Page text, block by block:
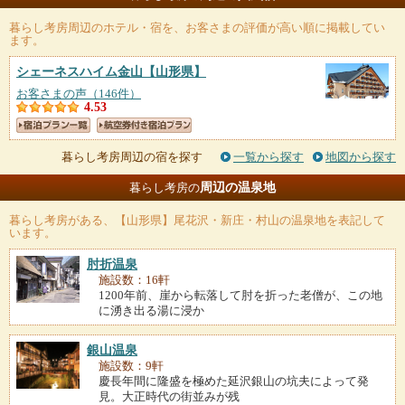
暮らし考房周辺のホテル・宿を、お客さまの評価が高い順に掲載してい
ます。
シェーネスハイム金山 【山形県】
お客さまの声（146件）
4.53
暮らし考房周辺の宿を探す 一覧から探す 地図から探す
暮らし考房の周辺の温泉地
暮らし考房がある、【山形県】尾花沢・新庄・村山の温泉地を表記して
います。
肘折温泉
施設数：16軒
1200年前、崖から転落して肘を折った老僧が、この地
に湧き出る湯に浸か
銀山温泉
施設数：9軒
慶長年間に隆盛を極めた延沢銀山の坑夫によって発
見。大正時代の街並みが残